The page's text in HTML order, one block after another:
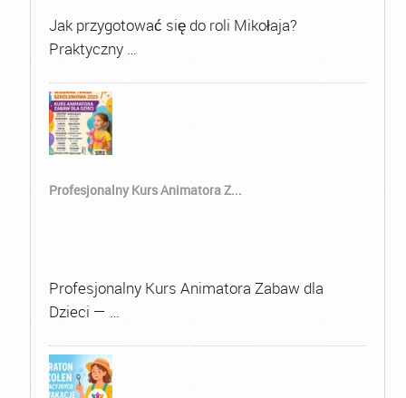
Jak przygotować się do roli Mikołaja?
Praktyczny …
Profesjonalny Kurs Animatora Z...
Profesjonalny Kurs Animatora Zabaw dla
Dzieci — …